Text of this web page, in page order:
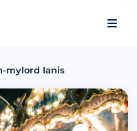
mylord Ianis